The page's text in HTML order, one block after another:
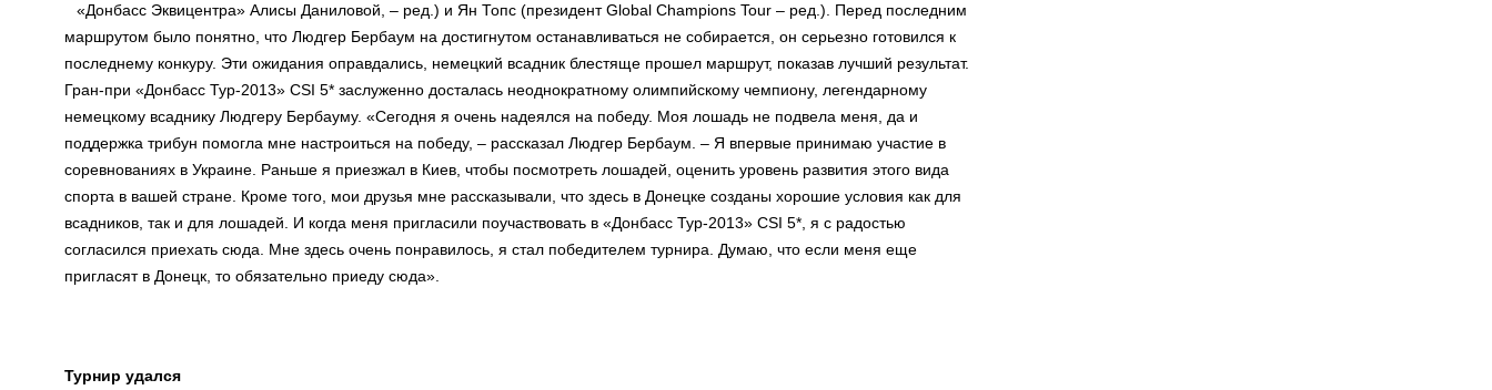
«Донбасс Эквицентра» Алисы Даниловой, – ред.) и Ян Топс (президент Global Champions Tour – ред.). Перед последним
маршрутом было понятно, что Людгер Бербаум на достигнутом останавливаться не собирается, он серьезно готовился к
последнему конкуру. Эти ожидания оправдались, немецкий всадник блестяще прошел маршрут, показав лучший результат.
Гран-при «Донбасс Тур-2013» CSI 5* заслуженно досталась неоднократному олимпийскому чемпиону, легендарному
немецкому всаднику Людгеру Бербауму. «Сегодня я очень надеялся на победу. Моя лошадь не подвела меня, да и
поддержка трибун помогла мне настроиться на победу, – рассказал Людгер Бербаум. – Я впервые принимаю участие в
соревнованиях в Украине. Раньше я приезжал в Киев, чтобы посмотреть лошадей, оценить уровень развития этого вида
спорта в вашей стране. Кроме того, мои друзья мне рассказывали, что здесь в Донецке созданы хорошие условия как для
всадников, так и для лошадей. И когда меня пригласили поучаствовать в «Донбасс Тур-2013» CSI 5*, я с радостью
согласился приехать сюда. Мне здесь очень понравилось, я стал победителем турнира. Думаю, что если меня еще
пригласят в Донецк, то обязательно приеду сюда».
Турнир удался